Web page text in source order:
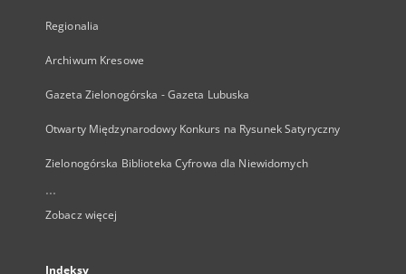
Regionalia
Archiwum Kresowe
Gazeta Zielonogórska - Gazeta Lubuska
Otwarty Międzynarodowy Konkurs na Rysunek Satyryczny
Zielonogórska Biblioteka Cyfrowa dla Niewidomych
...
Zobacz więcej
Indeksy